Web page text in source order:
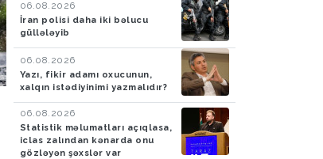
Azərbaycan gömrükçüləri
İrandan Britaniyaya yük
aparan maşında 4,5 kq
Ölkə 04.08.2026
Bakcell rouminqi ilə
tətilində dünyanı
06.08.2026
İran polisi daha iki bəlucu
güllələyib
06.08.2026
Yazı, fikir adamı oxucunun,
xalqın istədiyinimi yazmalıdır?
06.08.2026
Statistik məlumatları açıqlasa,
iclas zalından kənarda onu
gözləyən şəxslər var